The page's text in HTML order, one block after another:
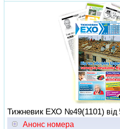
Тижневик ЕХО №49(1101)
Анонс номера